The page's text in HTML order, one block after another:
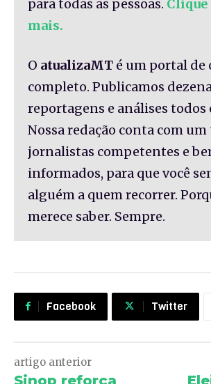
para todas as pessoas. Clique
mais.
O atualizaMT é um portal de
completo. Publicamos
reportagens e análises todos
Nossa redação conta com
jornalistas competentes e
informados, para que você
alguém a quem recorrer.
merece saber. Sempre.
Facebook Twitter
artigo anterior